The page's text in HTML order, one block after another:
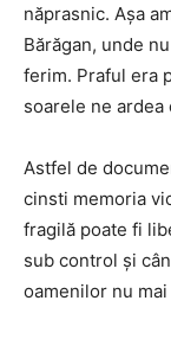
năprasnic. Așa
Bărăgan, unde
ferim. Praful era
soarele ne ardea
Astfel de
cinsti memoria
fragilă poate fi
sub control și
oamenilor nu